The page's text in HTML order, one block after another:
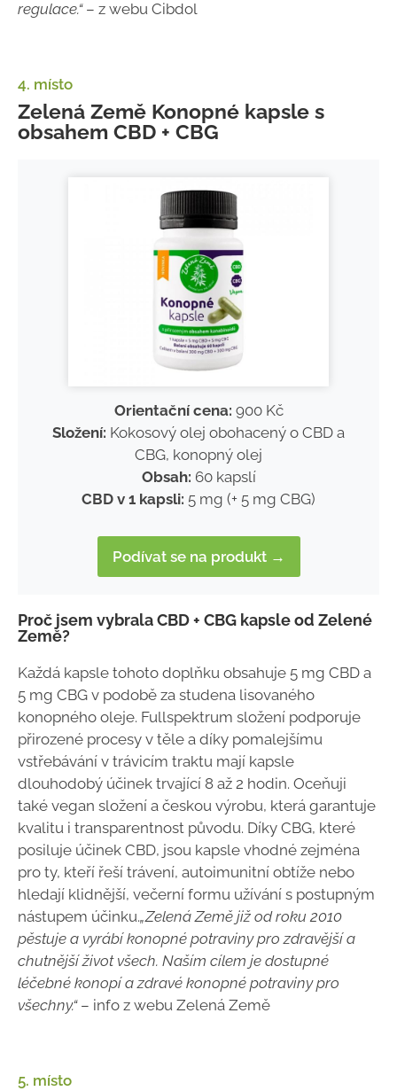
regulace.“– z webu Cibdol
4. místo
Zelená Země Konopné kapsle s
obsahem CBD + CBG
Orientační cena: 900 Kč
Složení: Kokosový olej obohacený o CBD a
CBG, konopný olej
Obsah: 60 kapslí
CBD v 1 kapsli: 5 mg (+ 5 mg CBG)
Podívat se na produkt →
Proč jsem vybrala CBD + CBG kapsle od Zelené
Země?
Každá kapsle tohoto doplňku obsahuje 5 mg CBD a
5 mg CBG v podobě za studena lisovaného
konopného oleje. Fullspektrum složení podporuje
přirozené procesy v těle a díky pomalejšímu
vstřebávání v trávicím traktu mají kapsle
dlouhodobý účinek trvající 8 až 2 hodin. Oceňuji
také vegan složení a českou výrobu, která garantuje
kvalitu i transparentnost původu. Díky CBG, které
posiluje účinek CBD, jsou kapsle vhodné zejména
pro ty, kteří řeší trávení, autoimunitní obtíže nebo
hledají klidnější, večerní formu užívání s postupným
nástupem účinku.„Zelená Země již od roku 2010
pěstuje a vyrábí konopné potraviny pro zdravější a
chutnější život všech. Naším cílem je dostupné
léčebné konopí a zdravé konopné potraviny pro
všechny.“ – info z webu Zelená Země
5. místo